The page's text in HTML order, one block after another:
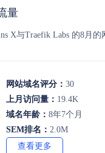
量
X与Traefik Labs 的8月
网站域名评分： 30
上月访问量： 19.4K
域名年龄： 8年7个月
SEM排名： 2.0M
查看更多